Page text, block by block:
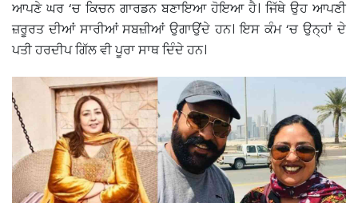
ਆਪਣੇ ਘਰ ‘ਚ ਕਿਚਨ ਗਾਰਡਨ ਬਣਾਇਆ ਹੋਇਆ ਹੈ। ਜਿੱਥੇ ਉਹ ਆਪਣੀ
ਜ਼ਰੂਰਤ ਦੀਆਂ ਸਾਰੀਆਂ ਸਬਜ਼ੀਆਂ ਉਗਾਉਂਦੇ ਹਨ। ਇਸ ਕੰਮ ‘ਚ ਉਨ੍ਹਾਂ ਦੇ
ਪਤੀ ਹਰਦੀਪ ਗਿੱਲ ਵੀ ਪੂਰਾ ਸਾਥ ਦਿੰਦੇ ਹਨ।